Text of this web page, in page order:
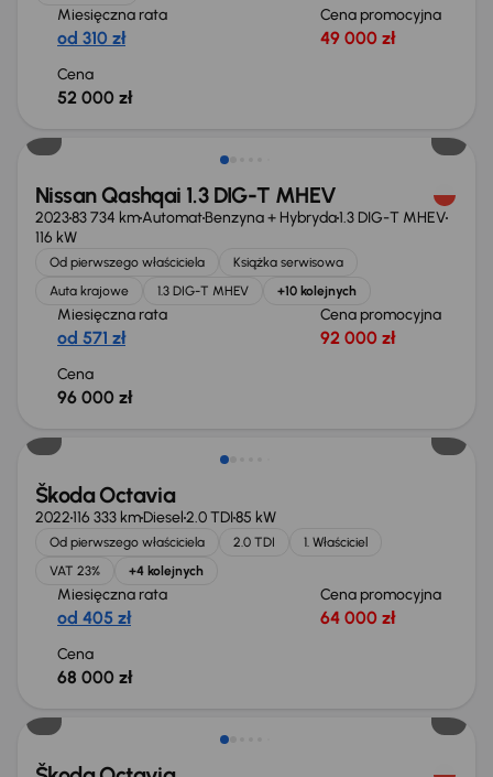
Miesięczna rata
od 310 zł
Cena promocyjna
49 000 zł
Cena
52 000 zł
Możliwość odliczenia VAT
Nissan Qashqai 1.3 DIG-T MHEV
202383 734 kmAutomatBenzyna + Hybryda1.3 DIG-T MHEV
116 kW
Od pierwszego właściciela
Książka serwisowa
Auta krajowe
1.3 DIG-T MHEV +10 kolejnych
Miesięczna rata
od 571 zł
Cena promocyjna
92 000 zł
Cena
96 000 zł
Możliwość odliczenia VAT
Škoda Octavia
2022116 333 kmDiesel2.0 TDI85 kW
Od pierwszego właściciela 2.0 TDI
1. Właściciel
VAT 23%
+4 kolejnych
Miesięczna rata
od 405 zł
Cena promocyjna
64 000 zł
Cena
68 000 zł
Możliwość odliczenia VAT